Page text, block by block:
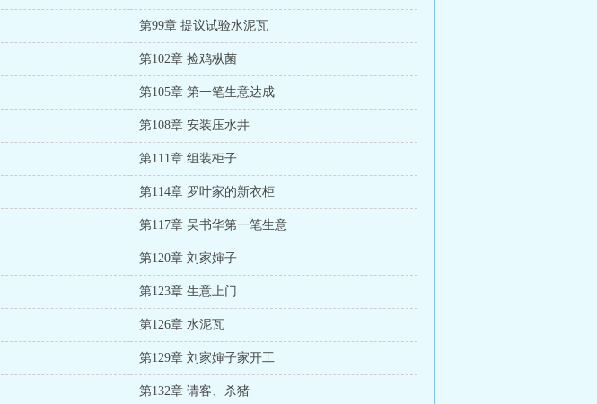
第99章 提议试验水泥瓦
第102章 捡鸡枞菌
第105章 第一笔生意达成
第108章 安装压水井
第111章 组装柜子
第114章 罗叶家的新衣柜
第117章 吴书华第一笔生意
第120章 刘家婶子
第123章 生意上门
第126章 水泥瓦
第129章 刘家婶子家开工
第132章 请客、杀猪